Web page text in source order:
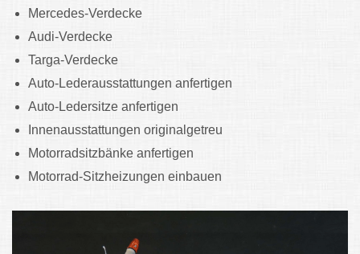
Mercedes-Verdecke
Audi-Verdecke
Targa-Verdecke
Auto-Lederausstattungen anfertigen
Auto-Ledersitze anfertigen
Innenausstattungen originalgetreu
Motorradsitzbänke anfertigen
Motorrad-Sitzheizungen einbauen